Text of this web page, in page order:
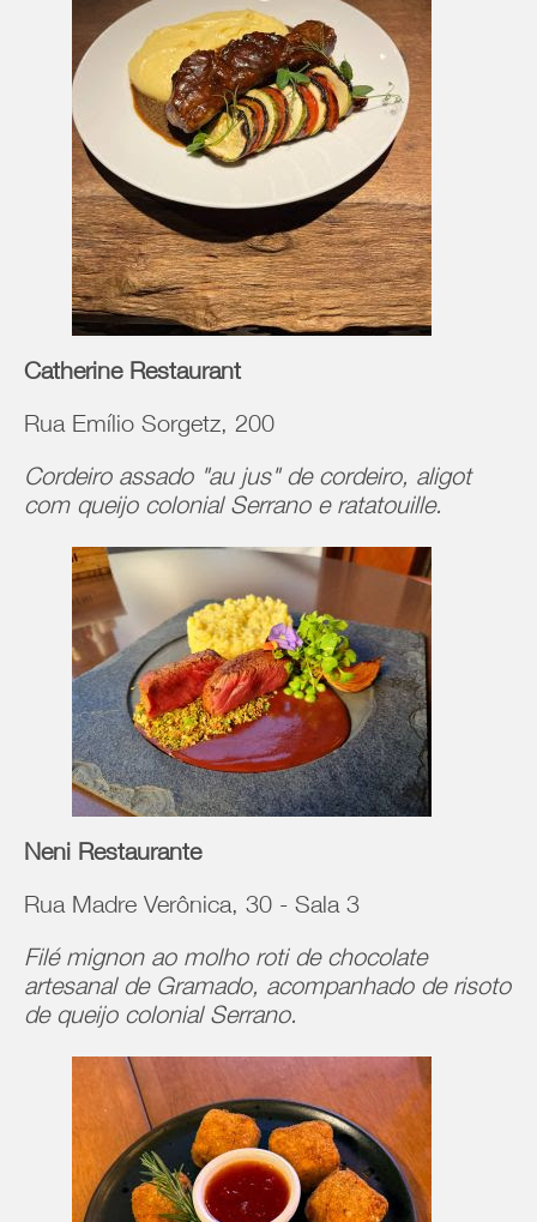
Catherine Restaurant
Rua Emílio Sorgetz, 200
Cordeiro assado "au jus" de cordeiro, aligot
com queijo colonial Serrano e ratatouille.
Neni Restaurante
Rua Madre Verônica, 30 - Sala 3
Filé mignon ao molho roti de chocolate
artesanal de Gramado, acompanhado de risoto
de queijo colonial Serrano.